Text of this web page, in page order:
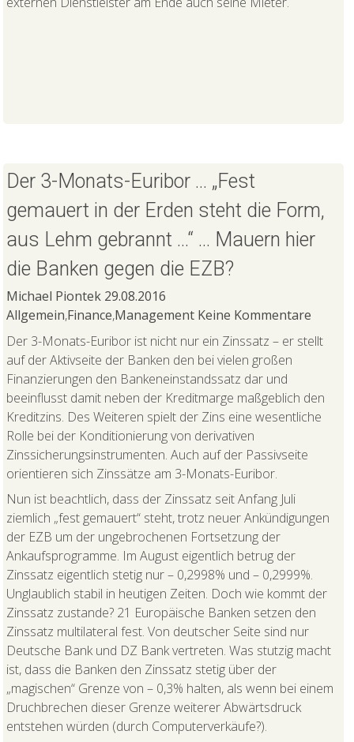
Der 3-Monats-Euribor … „Fest
gemauert in der Erden steht die Form,
aus Lehm gebrannt …“ … Mauern hier
die Banken gegen die EZB?
Michael Piontek 29.08.2016
Allgemein,Finance,Management Keine Kommentare
Der 3-Monats-Euribor ist nicht nur ein Zinssatz – er stellt
auf der Aktivseite der Banken den bei vielen großen
Finanzierungen den Bankeneinstandssatz dar und
beeinflusst damit neben der Kreditmarge maßgeblich den
Kreditzins. Des Weiteren spielt der Zins eine wesentliche
Rolle bei der Konditionierung von derivativen
Zinssicherungsinstrumenten. Auch auf der Passivseite
orientieren sich Zinssätze am 3-Monats-Euribor.
Nun ist beachtlich, dass der Zinssatz seit Anfang Juli
ziemlich „fest gemauert“ steht, trotz neuer Ankündigungen
der EZB um der ungebrochenen Fortsetzung der
Ankaufsprogramme. Im August eigentlich betrug der
Zinssatz eigentlich stetig nur – 0,2998% und – 0,2999%.
Unglaublich stabil in heutigen Zeiten. Doch wie kommt der
Zinssatz zustande? 21 Europäische Banken setzen den
Zinssatz multilateral fest. Von deutscher Seite sind nur
Deutsche Bank und DZ Bank vertreten. Was stutzig macht
ist, dass die Banken den Zinssatz stetig über der
„magischen“ Grenze von – 0,3% halten, als wenn bei einem
Druchbrechen dieser Grenze weiterer Abwärtsdruck
entstehen würden (durch Computerverkäufe?).